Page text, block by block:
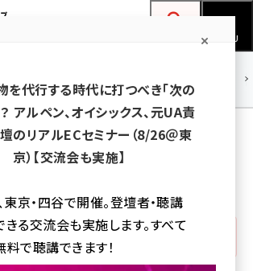
ネットショップ担当者フォーラム
MENU
ーナー
ぶ
すべて (242)
を代行する時代に打つべき「次の
アルペン、オイシックス、元UA責
のリアルECセミナー（8/26＠東
京）【交流会も実施】
東京・四谷で開催。登壇者・聴講
る交流会も実施します。すべて
で聴講できます！